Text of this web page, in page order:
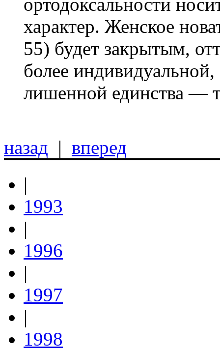
ортодоксальности
характер. Женское
55) будет закрытым,
более индивидуальной,
лишенной единства —
назад | вперед
|
1993
|
1996
|
1997
|
1998